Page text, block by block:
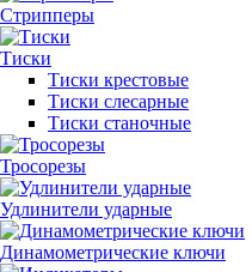
Стрипперы
Тиски
Тиски крестовые
Тиски слесарные
Тиски станочные
Тросорезы
Удлинители ударные
Динамометрические ключи